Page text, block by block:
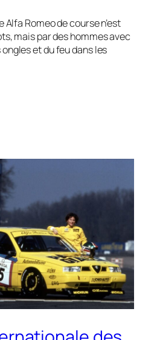
Alfa Romeo de course n’est
mais par des hommes avec
et du feu dans les